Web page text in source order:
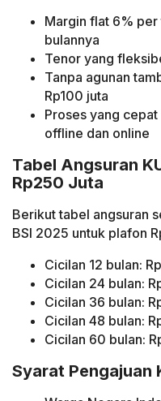
Margin flat 6%
bulannya
Tenor yang
Tanpa agunan
Rp100 juta
Proses yang
offline dan online
Tabel Angsuran
Rp250 Juta
Berikut tabel angsuran
BSI 2025 untuk plafon
Cicilan 12 bulan:
Cicilan 24 bulan:
Cicilan 36 bulan:
Cicilan 48 bulan:
Cicilan 60 bulan:
Syarat Pengajuan